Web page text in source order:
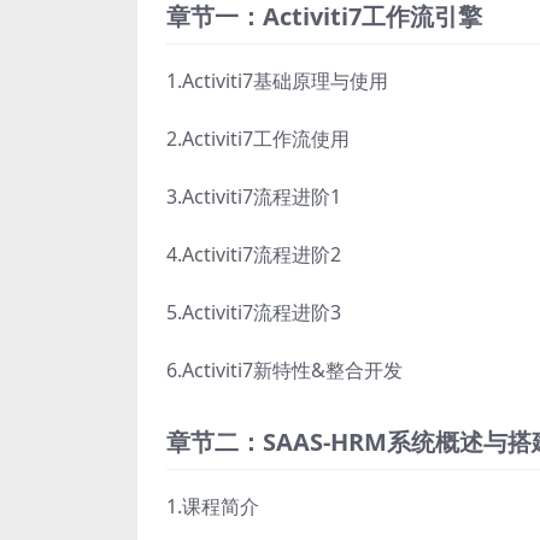
章节一：Activiti7工作流引擎
1.Activiti7基础原理与使用
2.Activiti7工作流使用
3.Activiti7流程进阶1
4.Activiti7流程进阶2
5.Activiti7流程进阶3
6.Activiti7新特性&整合开发
章节二：SAAS-HRM系统概述与搭
1.课程简介